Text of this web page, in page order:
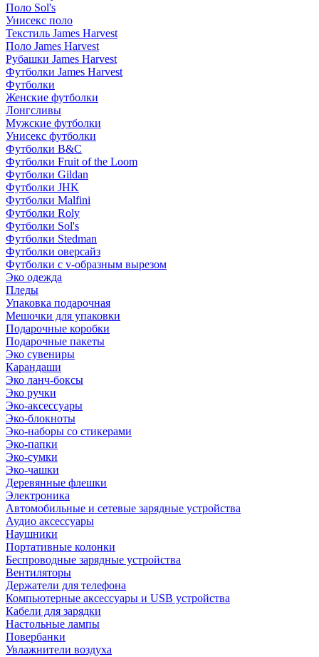
Поло Sol's
Унисекс поло
Текстиль James Harvest
Поло James Harvest
Рубашки James Harvest
Футболки James Harvest
Футболки
Женские футболки
Лонгсливы
Мужские футболки
Унисекс футболки
Футболки B&C
Футболки Fruit of the Loom
Футболки Gildan
Футболки JHK
Футболки Malfini
Футболки Roly
Футболки Sol's
Футболки Stedman
Футболки оверсайз
Футболки с v-образным вырезом
Эко одежда
Пледы
Упаковка подарочная
Мешочки для упаковки
Подарочные коробки
Подарочные пакеты
Эко сувениры
Карандаши
Эко ланч-боксы
Эко ручки
Эко-аксессуары
Эко-блокноты
Эко-наборы со стикерами
Эко-папки
Эко-сумки
Эко-чашки
Деревянные флешки
Электроника
Автомобильные и сетевые зарядные устройства
Аудио аксессуары
Наушники
Портативные колонки
Беспроводные зарядные устройства
Вентиляторы
Держатели для телефона
Компьютерные аксессуары и USB устройства
Кабели для зарядки
Настольные лампы
Повербанки
Увлажнители воздуха